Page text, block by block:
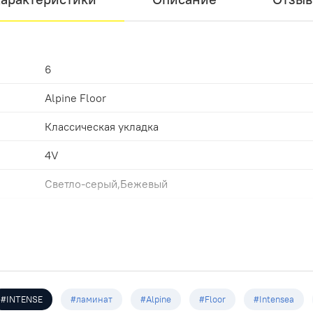
6
Alpine Floor
Классическая укладка
4V
Светло-серый,Бежевый
1220х183х6.0мм
#INTENSE #ламинат #Alpine #Floor #Intenseа